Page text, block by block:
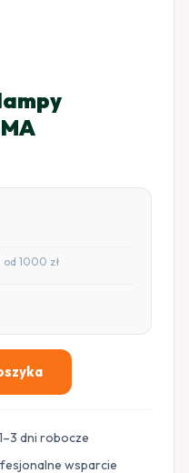
od 1000 zł
dni robocze
wsparcie